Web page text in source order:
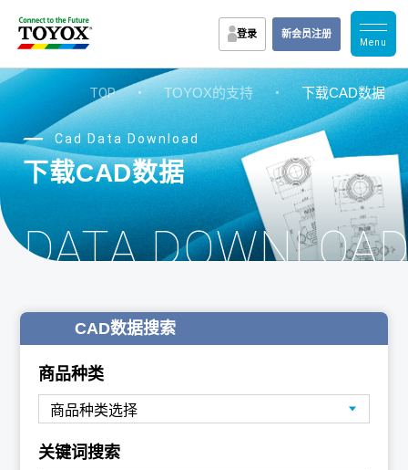
登录 新会员注册
TOP ・ TOYOX的支持 ・ 下载CAD数据
Cad Data Download
下载CAD数据
DATA
CAD数据搜索
商品种类
关键词搜索